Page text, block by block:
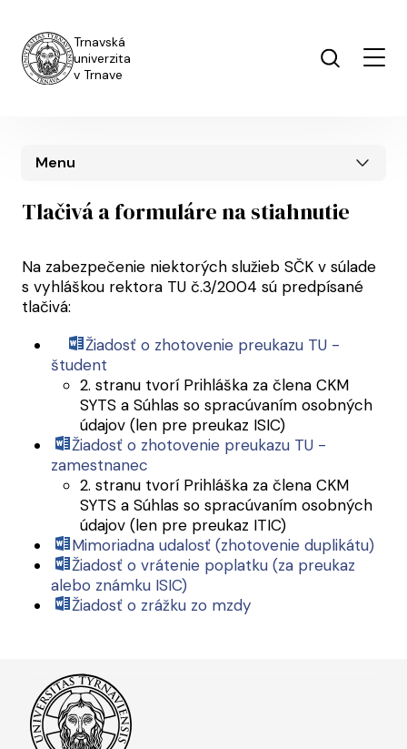
Trnavská
univerzita
v Trnave
Tlačivá a formuláre na stiahnutie
Na zabezpečenie niektorých služieb SČK v súlade
s vyhláškou rektora TU č.3/2004 sú predpísané
tlačivá:
Žiadosť o zhotovenie preukazu TU -
študent
2. stranu tvorí Prihláška za člena CKM
SYTS a Súhlas so spracúvaním osobných
údajov (len pre preukaz ISIC)
Žiadosť o zhotovenie preukazu TU -
zamestnanec
2. stranu tvorí Prihláška za člena CKM
SYTS a Súhlas so spracúvaním osobných
údajov (len pre preukaz ITIC)
Mimoriadna udalosť (zhotovenie duplikátu)
Žiadosť o vrátenie poplatku (za preukaz
alebo známku ISIC)
Žiadosť o zrážku zo mzdy
Menu